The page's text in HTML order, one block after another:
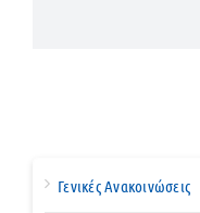
Γενικές Ανακοινώσεις